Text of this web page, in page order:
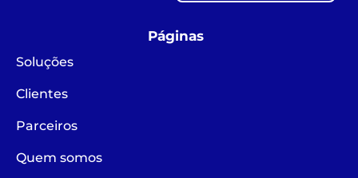
Páginas
Soluções
Clientes
Parceiros
Quem somos